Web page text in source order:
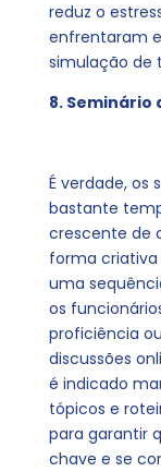
reduz o
enfrentaram
simulação de
8.
É verdade, os
bastante
crescente de
forma criativa
uma
os
proficiência
discussões
é indicado
tópicos e
para garantir
chave e se